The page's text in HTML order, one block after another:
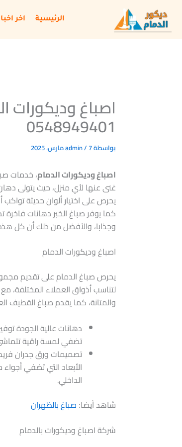
المحتوى
الرئيسية اخر
اصباغ
0548949401
بواسطة admin/ 7 مارس، 2025
اصباغ وديكورات الدمام، خدمات
غنى عنها لأي منزل، حيث يتولى دهان
يحرص على اختيار ألوان حديثة
كما يوفر صباغ الخبر دهانات فاخرة
وجذابا، والأفضل من ذلك أن كل
اصباغ وديكورات الدمام
يحرص صباغ الدمام على تقديم
لتناسب أذواق العملاء المختلفة،
والمتانة، كما يقدم صباغ القطيف
دهانات عالية الجودة
تضفي لمسة راقية
تصميمات ورق جدران
الأبعاد التي تضفي أجواء
الداخلي.
شاهد أيضا: صباغ بالظهران
شركة اصباغ وديكورات بالدمام